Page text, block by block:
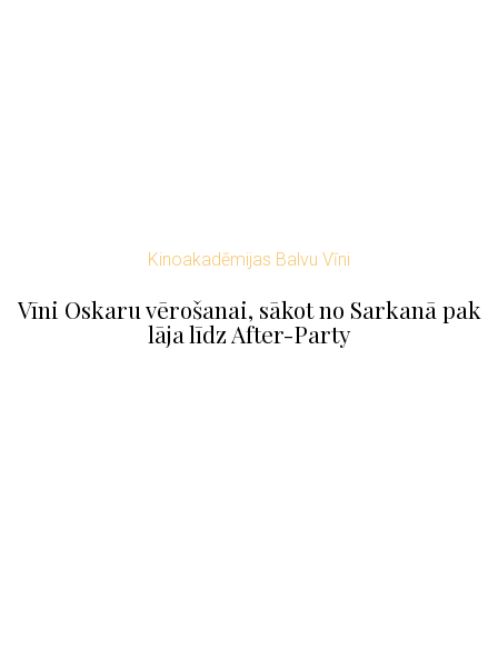
Kinoakadēmijas Balvu Vīni
Vīni Oskaru vērošanai, sākot no Sarkanā pak
lāja līdz After-Party